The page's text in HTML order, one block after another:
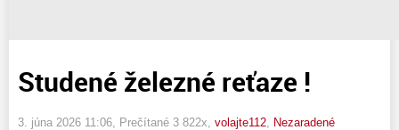
Studené železné reťaze !
3. júna 2026 11:06 , Prečítané 3 822x, volajte112 Nezaradené